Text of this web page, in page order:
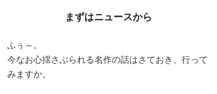
まずはニュースから
ふぅ～。
今なお心揺さぶられる名作の話はさておき、行って
みますか。